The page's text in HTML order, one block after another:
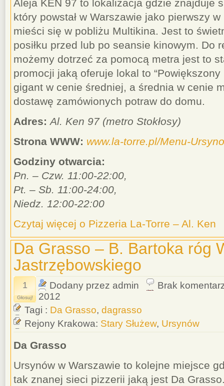
Aleja KEN 97 to lokalizacja gdzie znajduje
który powstał w Warszawie jako pierwszy
mieści się w pobliżu Multikina. Jest to
posiłku przed lub po seansie kinowym. Do
możemy dotrzeć za pomocą metra jest to
promocji jaką oferuje lokal to
gigant w cenie średniej, a średnia w cenie
dostawę zamówionych potraw do domu.
Adres: Al. Ken 97 (metro Stokłosy)
Strona WWW: www.la-torre.pl/Menu-
Godziny otwarcia:
Pn. – Czw. 11:00-22:00,
Pt. – Sb. 11:00-24:00,
Niedz. 12:00-22:00
Czytaj więcej o Pizzeria La-Torre – Al. Ken
Da Grasso – B. Bartoka róg
Jastrzębowskiego
1
Głosuj!
Dodany przez admin
Brak
2012
Tagi : Da Grasso, dagrasso
Rejony Krakowa: Stary Służew, Ursynów
Da Grasso
Ursynów w Warszawie to kolejne miejsce
tak znanej sieci pizzerii jaką jest Da